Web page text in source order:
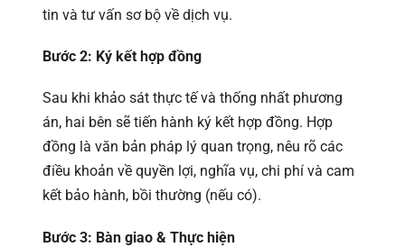
tin và tư vấn sơ bộ về dịch vụ.
Bước 2: Ký kết hợp đồng
Sau khi khảo sát thực tế và thống nhất phương
án, hai bên sẽ tiến hành ký kết hợp đồng. Hợp
đồng là văn bản pháp lý quan trọng, nêu rõ các
điều khoản về quyền lợi, nghĩa vụ, chi phí và cam
kết bảo hành, bồi thường (nếu có).
Bước 3: Bàn giao & Thực hiện